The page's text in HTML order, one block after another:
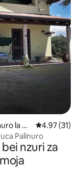
la Br
Ukadiriaji wa
4.97 (31)
Palinuro
nzuri za